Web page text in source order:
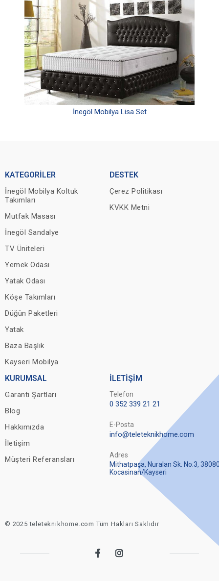
İnegöl Mobilya Lisa Set
KATEGORİLER
İnegöl Mobilya Koltuk
Takımları
Mutfak Masası
İnegöl Sandalye
TV Üniteleri
Yemek Odası
Yatak Odası
Köşe Takımları
Düğün Paketleri
Yatak
Baza Başlık
Kayseri Mobilya
DESTEK
Çerez Politikası
KVKK Metni
KURUMSAL
Garanti Şartları
Blog
Hakkımızda
İletişim
Müşteri Referansları
İLETİŞİM
Telefon
0 352 339 21 21
E-Posta
info@teleteknikhome.com
Adres
Mithatpaşa, Nuralan Sk. No:3,
Kocasinan/Kayseri
© 2025 teleteknikhome.com Tüm Hakları Saklıdır